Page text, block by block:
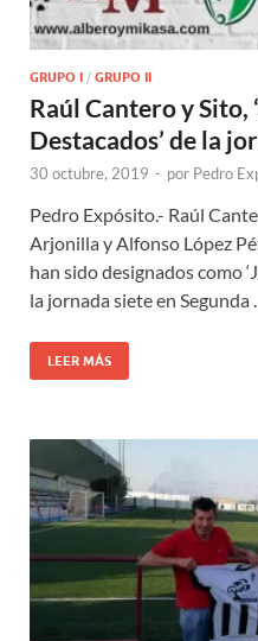
GRUPO I / GRUPO II
Raúl Cantero y Sito,
Destacados’ de la
30 octubre, 2019 - por Pedro
Pedro Expósito.- Raúl
Arjonilla y Alfonso López
han sido designados como
la jornada siete en Segunda
LEER MÁS